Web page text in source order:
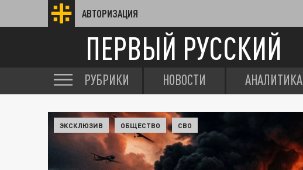
АВТОРИЗАЦИЯ
ПЕРВЫЙ РУССКИЙ
РУБРИКИ НОВОСТИ АНАЛИТИКА
ЭКСКЛЮЗИВ ОБЩЕСТВО СВО